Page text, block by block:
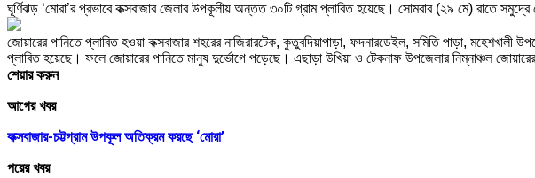
ঘূর্ণিঝড় ‘মোরা’র প্রভাবে কক্সবাজার জেলার উপকূলীয় অন্তত ৩০টি গ্রাম প্লাবিত হয়েছে। সোমবার (২৯ মে) রাতে
জোয়ারের পানিতে প্লাবিত হওয়া কক্সবাজার শহরের নাজিরারটেক, কুতুবদিয়াপাড়া, ফদনারডেইল, সমিতি পাড়া, মহেশখালী
প্লাবিত হয়েছে। ফলে জোয়ারের পানিতে মানুষ দুর্ভোগে পড়েছে। এছাড়া উখিয়া ও টেকনাফ উপজেলার নিম্নাঞ্চল
শেয়ার করুন
আগের খবর
কক্সবাজার-চট্টগ্রাম উপকূল অতিক্রম করছে ‘মোরা’
পরের খবর